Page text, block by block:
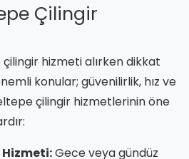
Çilingir
hizmeti alırken dikkat
konular; güvenilirlik, hız ve
çilingir hizmetlerinin öne
Gece veya gündüz